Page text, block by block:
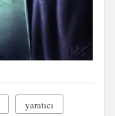
yaratıcı